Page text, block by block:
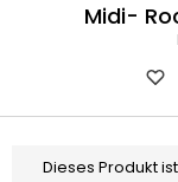
Midi-
Dieses Produkt